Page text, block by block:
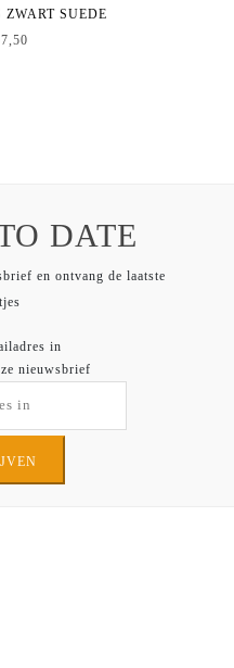
SUEDE
DATE
en ontvang de laatste
in
nieuwsbrief